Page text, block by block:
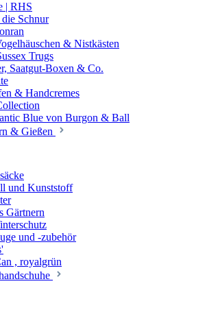
| RHS
Schnur
& Nistkästen
Trugs
Saatgut-Boxen & Co.
& Handcremes
& Gießen
und Kunststoff
Gärtnern
und -zubehör